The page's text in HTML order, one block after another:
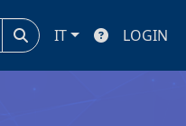
IT LOGIN